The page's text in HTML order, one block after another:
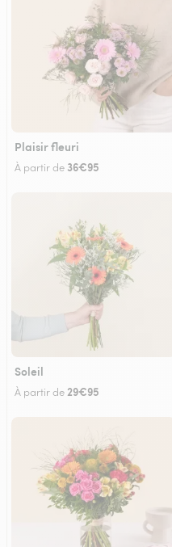
Plaisir fleuri
À partir de 36€95
Soleil
À partir de 29€95